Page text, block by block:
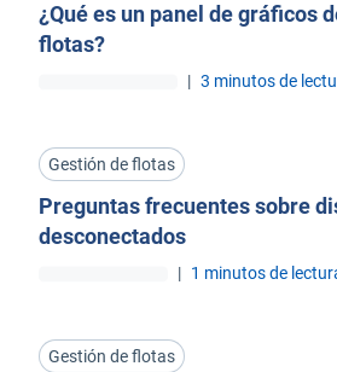
¿Qué es un panel de gráficos
flotas?
| 3 minutos de
Gestión de flotas
Preguntas frecuentes sobre
desconectados
| 1 minutos de
Gestión de flotas